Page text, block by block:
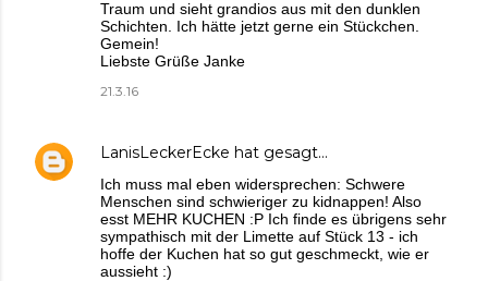
Traum und sieht grandios aus mit den dunklen
Schichten. Ich hätte jetzt gerne ein Stückchen.
Gemein!
Liebste Grüße Janke
21.3.16
LanisLeckerEcke hat gesagt…
Ich muss mal eben widersprechen: Schwere
Menschen sind schwieriger zu kidnappen! Also
esst MEHR KUCHEN :P Ich finde es übrigens sehr
sympathisch mit der Limette auf Stück 13 - ich
hoffe der Kuchen hat so gut geschmeckt, wie er
aussieht :)